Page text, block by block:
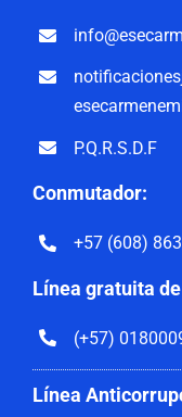
P.Q.R.S.D.F
Conmutador:
+57 (608)
Línea gratuita
(+57)
Línea